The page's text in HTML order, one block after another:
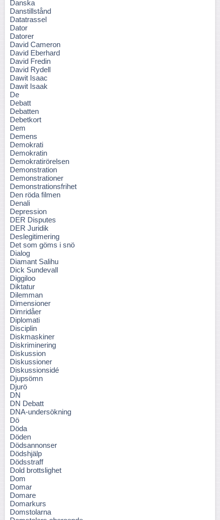
Danska
Danstillstånd
Datatrassel
Dator
Datorer
David Cameron
David Eberhard
David Fredin
David Rydell
Dawit Isaac
Dawit Isaak
De
Debatt
Debatten
Debetkort
Dem
Demens
Demokrati
Demokratin
Demokratirörelsen
Demonstration
Demonstrationer
Demonstrationsfrihet
Den röda filmen
Denali
Depression
DER Disputes
DER Juridik
Deslegitimering
Det som göms i snö
Dialog
Diamant Salihu
Dick Sundevall
Diggiloo
Diktatur
Dilemman
Dimensioner
Dimridåer
Diplomati
Disciplin
Diskmaskiner
Diskriminering
Diskussion
Diskussioner
Diskussionsidé
Djupsömn
Djurö
DN
DN Debatt
DNA-undersökning
Dö
Döda
Döden
Dödsannonser
Dödshjälp
Dödsstraff
Dold brottslighet
Dom
Domar
Domare
Domarkurs
Domstolarna